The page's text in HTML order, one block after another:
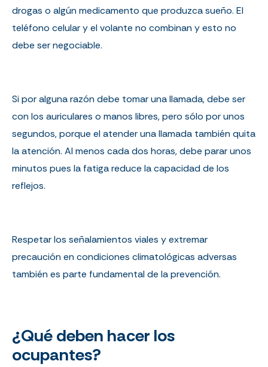
drogas o algún medicamento que produzca sueño. El
teléfono celular y el volante no combinan y esto no
debe ser negociable.
Si por alguna razón debe tomar una llamada, debe ser
con los auriculares o manos libres, pero sólo por unos
segundos, porque el atender una llamada también quita
la atención. Al menos cada dos horas, debe parar unos
minutos pues la fatiga reduce la capacidad de los
reflejos.
Respetar los señalamientos viales y extremar
precaución en condiciones climatológicas adversas
también es parte fundamental de la prevención.
¿Qué deben hacer los
ocupantes?